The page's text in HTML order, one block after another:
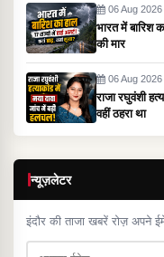
06 Aug 2026
भारत में बारिश
की मार
06 Aug 2026
राजा रघुवंशी
वहीं ठहरा था
न्यूज़लेटर
इंदौर की ताजा खबरें रोज़ अपने